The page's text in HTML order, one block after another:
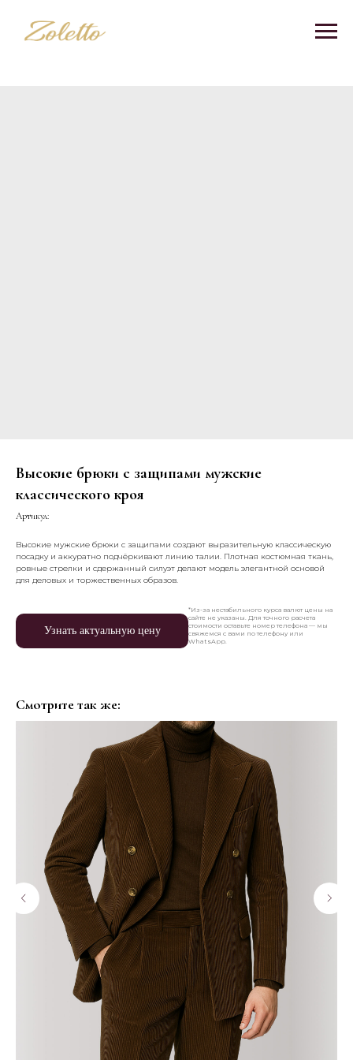
Высокие брюки с защипами мужские
классического кроя
Артикул:
Высокие мужские брюки с защипами создают выразительную классическую
посадку и аккуратно подчёркивают линию талии. Плотная костюмная ткань,
ровные стрелки и сдержанный силуэт делают модель элегантной основой
для деловых и торжественных образов.
Узнать актуальную цену
*Из-за нестабильного курса валют цены на
сайте не указаны. Для точного расчета
стоимости оставьте номер телефона — мы
свяжемся с вами по телефону или
WhatsApp.
Смотрите так же: